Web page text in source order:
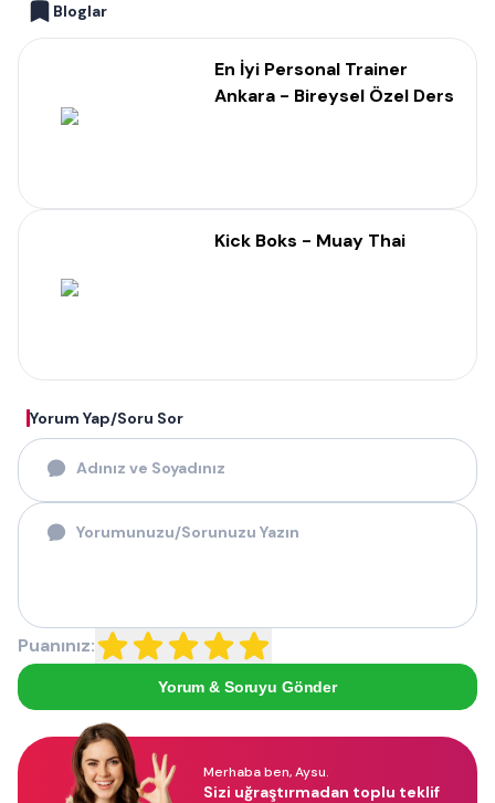
Bloglar
En İyi Personal Trainer
Ankara - Bireysel Özel Ders
Kick Boks - Muay Thai
Yorum Yap/Soru Sor
Puanınız:
Yorum & Soruyu Gönder
Merhaba ben, Aysu.
Sizi uğraştırmadan toplu teklif